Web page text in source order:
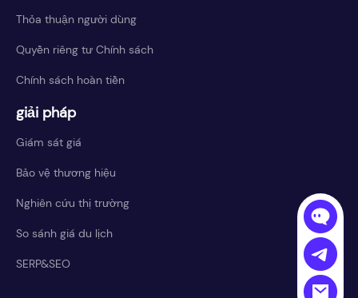
Thỏa thuận người dùng
Quyền riêng tư Chính sách
Chính sách hoàn tiền
giải pháp
Giám sát giá
Bảo vệ thương hiệu
Nghiên cứu thị trường
So sánh giá du lịch
SERP&SEO